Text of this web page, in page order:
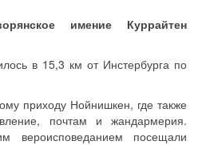
имение Куррайтен
в 15,3 км от Инстербурга по
приходу Нойнишкен, где также
почтам и жандармерия.
вероисповеданием посещали